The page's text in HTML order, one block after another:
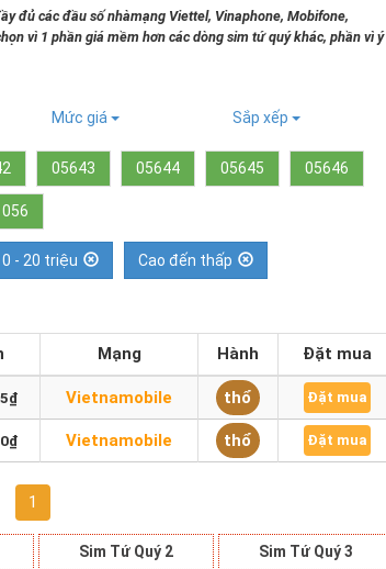
đủ các đầu số nhàmạng Viettel, Vinaphone, Mobifone,
vì 1 phần giá mềm hơn các dòng sim tứ quý khác, phần vì ý
Mức giá Sắp xếp
05643 05644 05645 05646
- 20 triệu Cao đến thấp
Mạng Hành Đặt mua
Vietnamobile thổ Đặt mua
Vietnamobile thổ Đặt mua
1
Sim Tứ Quý 2 Sim Tứ Quý 3